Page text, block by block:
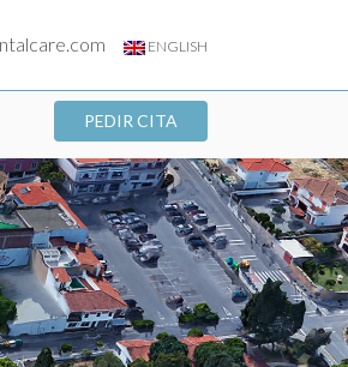
ENGLISH
PEDIR CITA